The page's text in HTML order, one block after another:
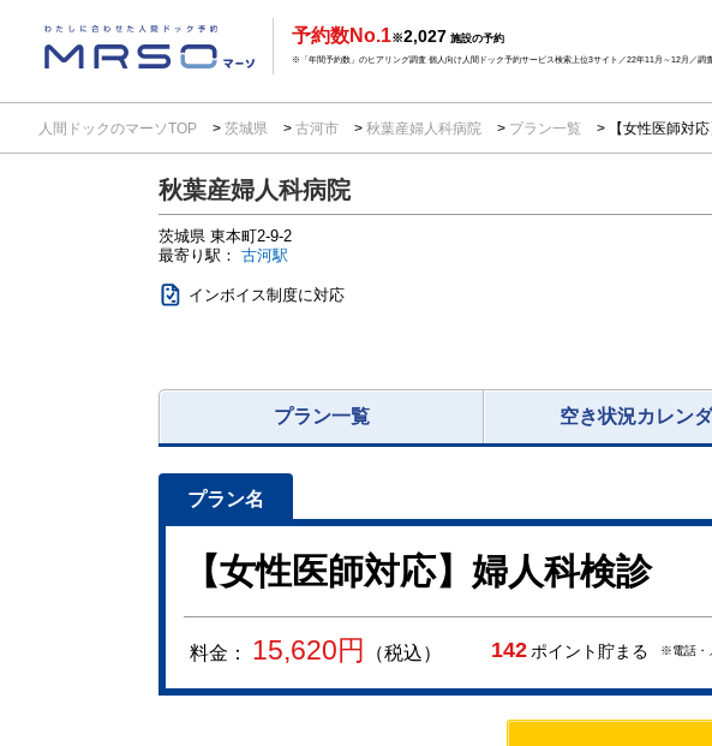
予約数No.1※2,027 施設の予約
※「年間予約数」のヒアリング調査 個人向け人間ドック予約サービス検索上位3サイト／22年11月～12月／調
人間ドックのマーソTOP 茨城県 古河市 秋葉産婦人科病院 プラン一覧 【女性医師対
秋葉産婦人科病院
茨城県 東本町2-9-2
最寄り駅： 古河駅
インボイス制度に対応
プラン一覧 空き状況カレン
【女性医師対応】婦人科検診
料金： 15,620円 （税込） 142 ポイント貯まる ※電話・